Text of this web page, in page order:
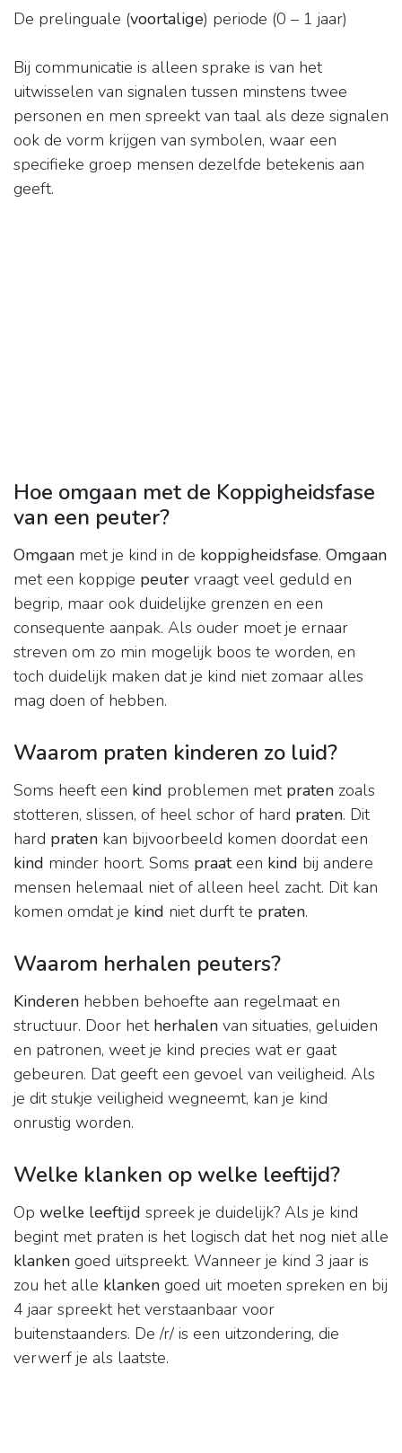
De prelinguale (voortalige) periode (0 – 1 jaar)
Bij communicatie is alleen sprake is van het
uitwisselen van signalen tussen minstens twee
personen en men spreekt van taal als deze signalen
ook de vorm krijgen van symbolen, waar een
specifieke groep mensen dezelfde betekenis aan
geeft.
Hoe omgaan met de Koppigheidsfase
van een peuter?
Omgaan met je kind in de koppigheidsfase. Omgaan
met een koppige peuter vraagt veel geduld en
begrip, maar ook duidelijke grenzen en een
consequente aanpak. Als ouder moet je ernaar
streven om zo min mogelijk boos te worden, en
toch duidelijk maken dat je kind niet zomaar alles
mag doen of hebben.
Waarom praten kinderen zo luid?
Soms heeft een kind problemen met praten zoals
stotteren, slissen, of heel schor of hard praten. Dit
hard praten kan bijvoorbeeld komen doordat een
kind minder hoort. Soms praateen kind bij andere
mensen helemaal niet of alleen heel zacht. Dit kan
komen omdat je kind niet durft te praten.
Waarom herhalen peuters?
Kinderen hebben behoefte aan regelmaat en
structuur. Door het herhalen van situaties, geluiden
en patronen, weet je kind precies wat er gaat
gebeuren. Dat geeft een gevoel van veiligheid. Als
je dit stukje veiligheid wegneemt, kan je kind
onrustig worden.
Welke klanken op welke leeftijd?
Op welke leeftijd spreek je duidelijk? Als je kind
begint met praten is het logisch dat het nog niet alle
klanken goed uitspreekt. Wanneer je kind 3 jaar is
zou het alle klanken goed uit moeten spreken en bij
4 jaar spreekt het verstaanbaar voor
buitenstaanders. De /r/ is een uitzondering, die
verwerf je als laatste.